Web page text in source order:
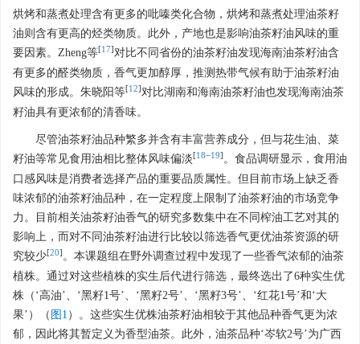
烘烤和蒸煮处理含有更多的吡嗪类化合物，烘烤和蒸煮处理油茶籽
油则含有更高的烃类物质。此外，产地也是影响油茶籽油风味的重
要因素。Zheng等[17]对比不同省份的油茶籽油发现海南油茶籽油含
有更多的醛类物质，香气更加醇厚，推测热带气候有助于油茶籽油
风味的形成。朱晓阳等[12]对比湖南和海南油茶籽油也发现海南油茶
籽油具有更浓郁的清香味。
尽管油茶籽油品种繁多并含有丰富营养成分，但与花生油、菜
籽油等常见食用油相比整体风味偏淡[18−19] 。食品调研显示，食用油
口感风味是消费者选择产品的重要品质属性。但目前市场上缺乏香
味浓郁的油茶籽油品种，在一定程度上限制了油茶籽油的市场竞争
力。目前相关油茶籽油香气的研究多数集中在不同榨油工艺对其的
影响上，而对不同油茶籽油进行比较以筛选香气更优油茶资源的研
究较少[20] 。本课题组在野外调查过程中发现了一些香气浓郁的油茶
植株。通过对这些植株的实生后代进行筛选，最终选出了6种实生优
株（‘高油’、‘黑籽1号’、‘黑籽2号’、‘黑籽3号’、‘红花1号’和‘大
果’）（ 图1 ）。这些实生优株油茶籽油相较于其他品种香气更为浓
郁，因此将其暂定义为香型油茶。此外，油茶品种‘岑软2号’为广西